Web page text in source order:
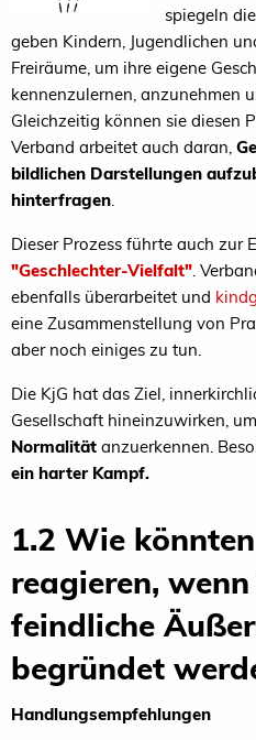
spiegeln
geben Kindern, Jugendlichen
Freiräume, um ihre eigene
kennenzulernen, anzunehmen
Gleichzeitig können sie diesen
Verband arbeitet auch daran,
bildlichen Darstellungen
hinterfragen
Dieser Prozess führte auch zur
"Geschlechter-Vielfalt" .
ebenfalls überarbeitet und
eine Zusammenstellung von
aber noch einiges zu tun.
Die KjG hat das Ziel,
Gesellschaft hineinzuwirken, um
Normalität anzuerkennen.
ein harter Kampf.
1.2 Wie
reagieren, wenn
feindliche
begründet
Handlungsempfehlungen